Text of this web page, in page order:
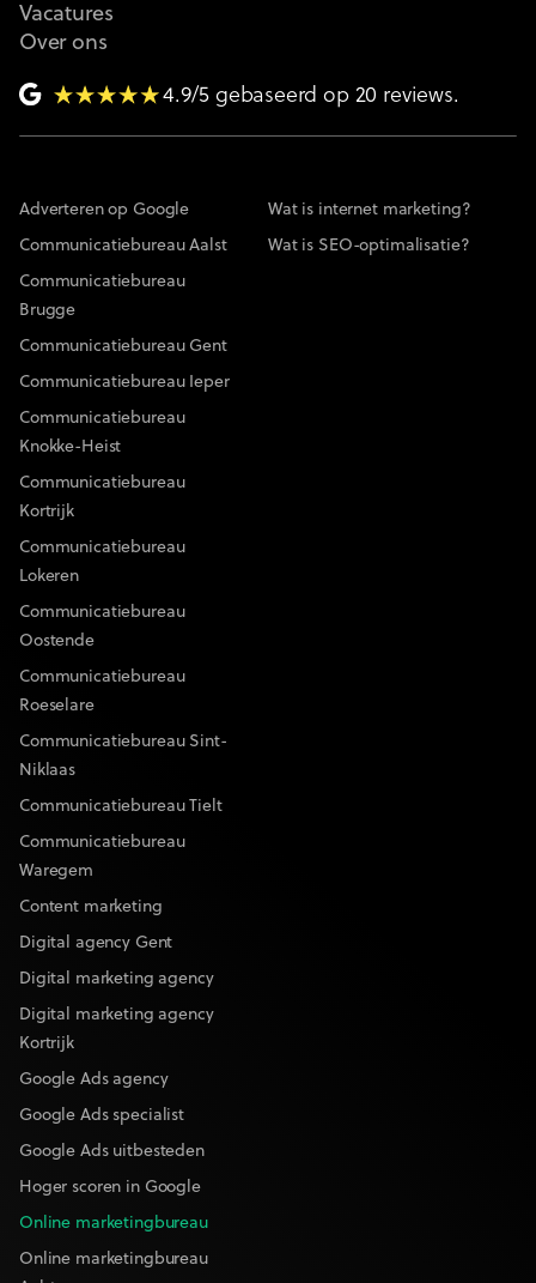
Vacatures
Over ons
4.9/5 gebaseerd op 20 reviews.
Adverteren op Google
Communicatiebureau Aalst
Communicatiebureau
Brugge
Communicatiebureau Gent
Communicatiebureau Ieper
Communicatiebureau
Knokke-Heist
Communicatiebureau
Kortrijk
Communicatiebureau
Lokeren
Communicatiebureau
Oostende
Communicatiebureau
Roeselare
Communicatiebureau Sint-
Niklaas
Communicatiebureau Tielt
Communicatiebureau
Waregem
Content marketing
Digital agency Gent
Digital marketing agency
Digital marketing agency
Kortrijk
Google Ads agency
Google Ads specialist
Google Ads uitbesteden
Hoger scoren in Google
Online marketingbureau
Online marketingbureau
Wat is internet marketing?
Wat is SEO-optimalisatie?